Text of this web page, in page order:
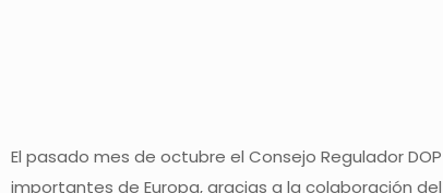
El pasado mes de octubre el Consejo Regulador
importantes de Europa, gracias a la colaboración